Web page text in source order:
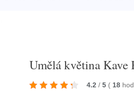
Umělá květina Kave
4.2 / 5 ( 18